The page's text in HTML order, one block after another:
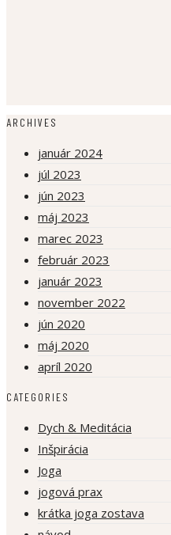
ARCHIVES
január 2024
júl 2023
jún 2023
máj 2023
marec 2023
február 2023
január 2023
november 2022
jún 2020
máj 2020
apríl 2020
CATEGORIES
Dych & Meditácia
Inšpirácia
Joga
jogová prax
krátka joga zostava